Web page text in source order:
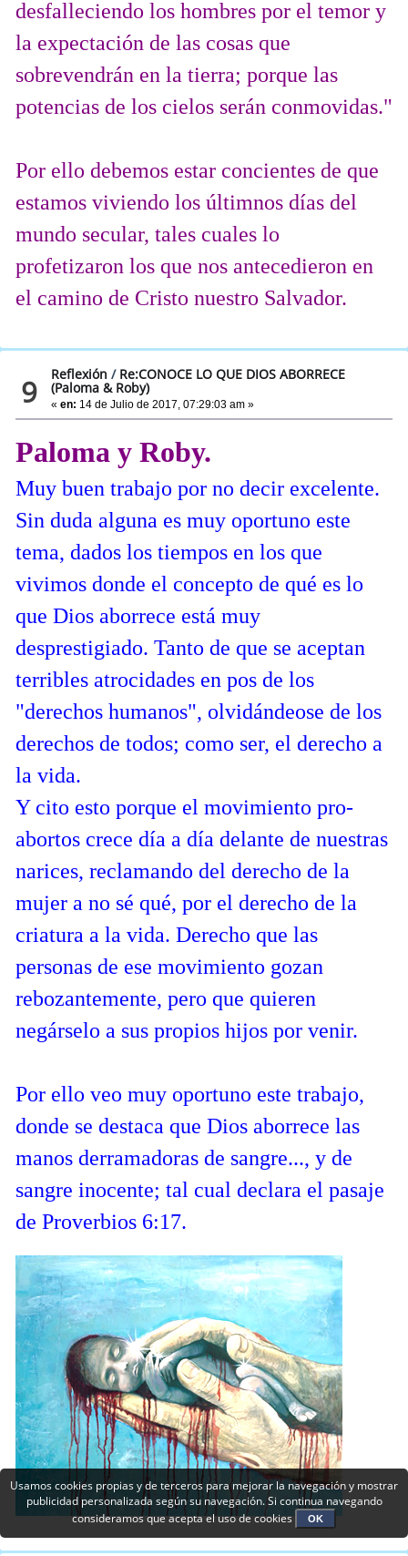
desfalleciendo los hombres por el temor y
la expectación de las cosas que
sobrevendrán en la tierra; porque las
potencias de los cielos serán conmovidas."
Por ello debemos estar concientes de que
estamos viviendo los últimnos días del
mundo secular, tales cuales lo
profetizaron los que nos antecedieron en
el camino de Cristo nuestro Salvador.
9 Reflexión / Re:CONOCE LO QUE DIOS ABORRECE
(Paloma & Roby)
«en: 14 de Julio de 2017, 07:29:03 am »
Paloma y Roby.
Muy buen trabajo por no decir excelente.
Sin duda alguna es muy oportuno este
tema, dados los tiempos en los que
vivimos donde el concepto de qué es lo
que Dios aborrece está muy
desprestigiado. Tanto de que se aceptan
terribles atrocidades en pos de los
"derechos humanos", olvidándeose de los
derechos de todos; como ser, el derecho a
la vida.
Y cito esto porque el movimiento pro-
abortos crece día a día delante de nuestras
narices, reclamando del derecho de la
mujer a no sé qué, por el derecho de la
criatura a la vida. Derecho que las
personas de ese movimiento gozan
rebozantemente, pero que quieren
negárselo a sus propios hijos por venir.
Por ello veo muy oportuno este trabajo,
donde se destaca que Dios aborrece las
manos derramadoras de sangre..., y de
sangre inocente; tal cual declara el pasaje
de Proverbios 6:17.
Usamos cookies propias y de terceros para mejorar la navegación y mostrar
publicidad personalizada según su navegación. Si continua navegando
consideramos que acepta el uso de cookies
OK